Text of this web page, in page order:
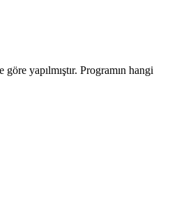
yapılmıştır. Programın hangi